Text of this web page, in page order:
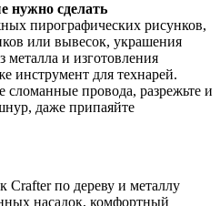
нужно сделать
пирографических рисунков,
или вывесок, украшения
и изготовления
инструмент для технарей.
провода, разрежьте и
даже припаяйте
по дереву и металлу
насадок, комфортный